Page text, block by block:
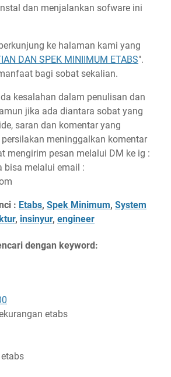
dan menjalankan sofware ini
ke halaman kami yang
DAN SPEK MINIIMUM ETABS".
bagi sobat sekalian.
kesalahan dalam penulisan dan
jika ada diantara sobat yang
saran dan komentar yang
meninggalkan komentar
mengirim pesan melalui DM ke ig :
bisa melalui email :
: Etabs, Spek Minimum, System
, insinyur, engineer
dengan keyword:
etabs